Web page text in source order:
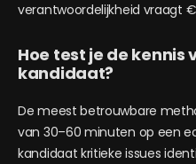
verantwoordelijkheid vraagt
Hoe test je de kennis
kandidaat?
De meest betrouwbare
van 30–60 minuten op een
kandidaat kritieke issues